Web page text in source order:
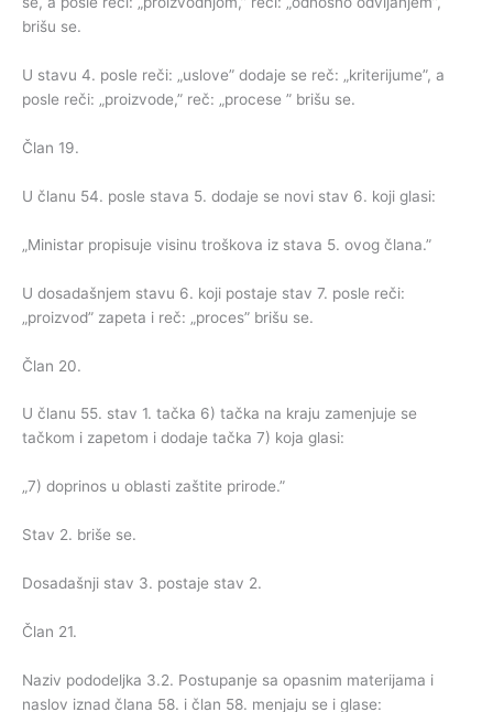
brišu se.
U stavu 4. posle reči: „uslove” dodaje se reč: „kriterijume”, a
posle reči: „proizvode,” reč: „procese ” brišu se.
Član 19.
U članu 54. posle stava 5. dodaje se novi stav 6. koji glasi:
„Ministar propisuje visinu troškova iz stava 5. ovog člana.”
U dosadašnjem stavu 6. koji postaje stav 7. posle reči:
„proizvod” zapeta i reč: „proces” brišu se.
Član 20.
U članu 55. stav 1. tačka 6) tačka na kraju zamenjuje se
tačkom i zapetom i dodaje tačka 7) koja glasi:
„7) doprinos u oblasti zaštite prirode.”
Stav 2. briše se.
Dosadašnji stav 3. postaje stav 2.
Član 21.
Naziv pododeljka 3.2. Postupanje sa opasnim materijama i
naslov iznad člana 58. i član 58. menjaju se i glase: